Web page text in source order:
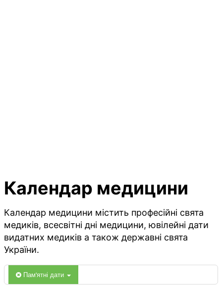
Календар медицини
Календар медицини містить професійні свята
медиків, всесвітні дні медицини, ювілейні дати
видатних медиків а також державні свята
України.
Пам'ятні дати